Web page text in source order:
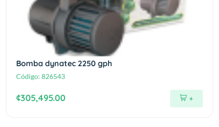
Bomba dynatec 2250 gph
Código: 826543
¢305,495.00 +